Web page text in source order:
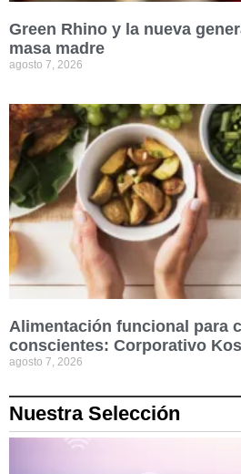
Green Rhino y la nueva
masa madre
agosto 7, 2026
Alimentación funcional para
conscientes: Corporativo
agosto 7, 2026
Nuestra Selección